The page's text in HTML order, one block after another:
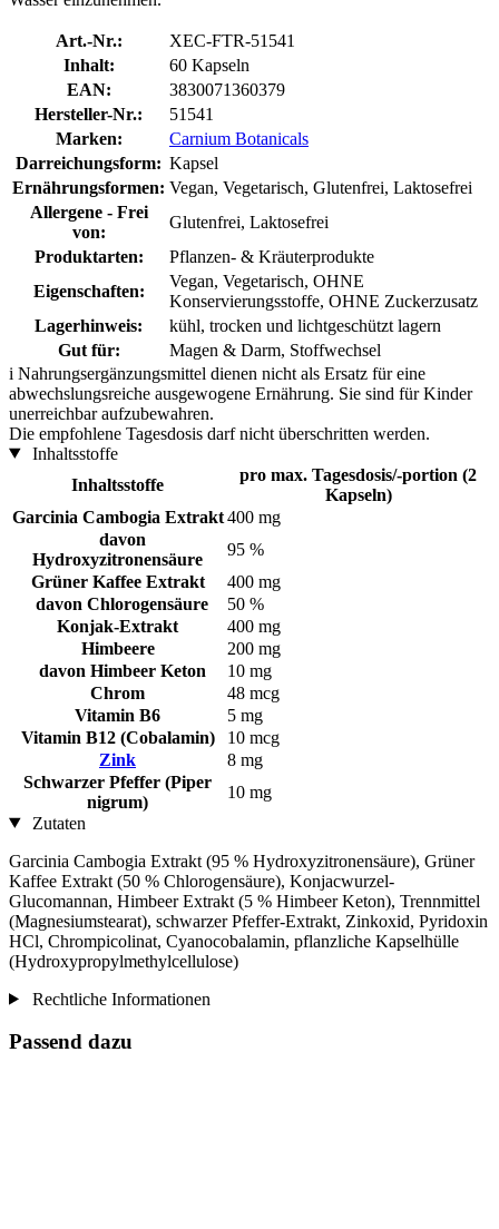
Art.-Nr.:
XEC-FTR-51541
Inhalt:
60 Kapseln
EAN:
3830071360379
Hersteller-Nr.:
51541
Marken:
Carnium Botanicals
Darreichungsform: Kapsel
Ernährungsformen: Vegan, Vegetarisch, Glutenfrei, Laktosefrei
Allergene - Frei
von:
Glutenfrei, Laktosefrei
Produktarten:
Pflanzen- & Kräuterprodukte
Eigenschaften:
Vegan, Vegetarisch, OHNE
Konservierungsstoffe, OHNE Zuckerzusatz
Lagerhinweis:
kühl, trocken und lichtgeschützt lagern
Gut für:
Magen & Darm, Stoffwechsel
i Nahrungsergänzungsmittel dienen nicht als Ersatz für eine
abwechslungsreiche ausgewogene Ernährung. Sie sind für Kinder
unerreichbar aufzubewahren.
Die empfohlene Tagesdosis darf nicht überschritten werden.
Inhaltsstoffe
Inhaltsstoffe
pro max. Tagesdosis/-portion (2
Kapseln)
Garcinia Cambogia Extrakt 400 mg
davon
Hydroxyzitronensäure
95 %
Grüner Kaffee Extrakt
400 mg
davon Chlorogensäure
50 %
Konjak-Extrakt
400 mg
Himbeere
200 mg
davon Himbeer Keton
10 mg
Chrom
48 mcg
Vitamin B6
5 mg
Vitamin B12 (Cobalamin)
10 mcg
Zink
8 mg
Schwarzer Pfeffer (Piper
nigrum)
10 mg
Zutaten
Garcinia Cambogia Extrakt (95 % Hydroxyzitronensäure), Grüner
Kaffee Extrakt (50 % Chlorogensäure), Konjacwurzel-
Glucomannan, Himbeer Extrakt (5 % Himbeer Keton), Trennmittel
(Magnesiumstearat), schwarzer Pfeffer-Extrakt, Zinkoxid, Pyridoxin
HCl, Chrompicolinat, Cyanocobalamin, pflanzliche Kapselhülle
(Hydroxypropylmethylcellulose)
Rechtliche Informationen
Passend dazu